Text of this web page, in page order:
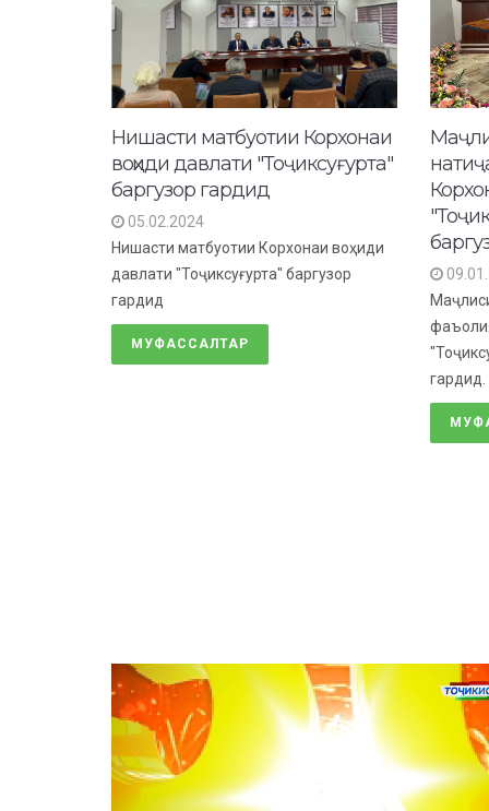
Нишасти матбуотии Корхонаи
воҳиди давлати "Тоҷиксуғурта"
баргузор гардид
05.02.2024
Нишасти матбуотии Корхонаи воҳиди
давлати "Тоҷиксуғурта" баргузор
гардид
МУФАССАЛТАР